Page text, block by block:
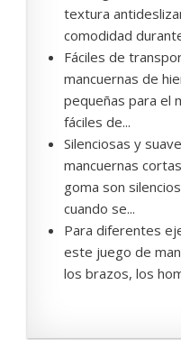
textura
comodidad
Fáciles de
mancuernas de
pequeñas para el
fáciles de...
Silenciosas y
mancuernas
goma son
cuando se...
Para diferentes
este juego de
los brazos, los